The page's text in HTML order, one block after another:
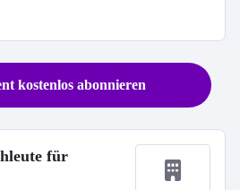
kostenlos abonnieren
für